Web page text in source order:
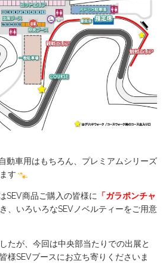
動車用はもちろん、プレミアムシリーズ
す
SEV商品ご購入の皆様に
「ガラポンチャ
、いろいろなSEVノベルティーをご用意
たが、今回は中央部当たりでの出展と
様SEVブースにお立ち寄りくださいま